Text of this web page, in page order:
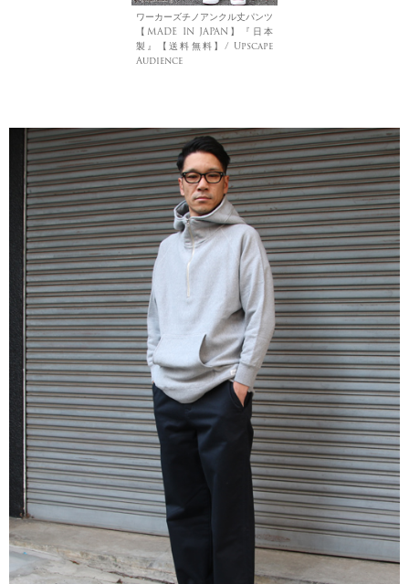
ワーカーズチノアンクル丈パンツ
【MADE IN JAPAN】『日本
製』【送料無料】/ Upscape
Audience